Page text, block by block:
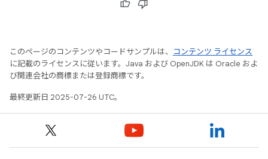
このページのコンテンツやコードサンプルは、
コンテンツ ライセンス
に記載のライセンスに従います。Java および OpenJDK は Oracle およ
び関連会社の商標または登録商標です。
最終更新日 2025-07-26 UTC。